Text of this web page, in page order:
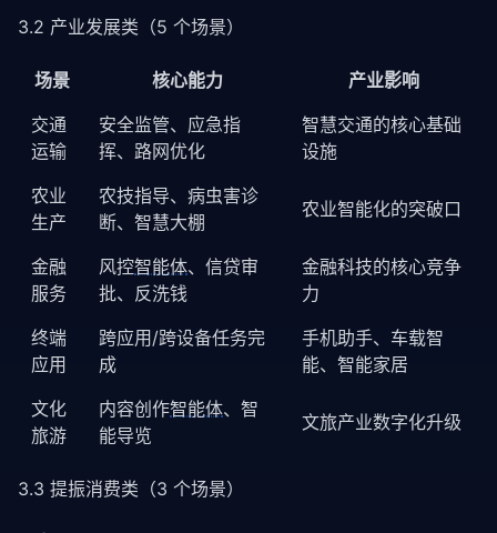
3.2 产业发展类（5 个场景）
场景 核心能力
产业影响
交通
运输
安全监管、应急指
挥、路网优化
智慧交通的核心基础
设施
农业
生产
农技指导、病虫害诊
断、智慧大棚
农业智能化的突破口
金融
服务
风控智能体、信贷审
批、反洗钱
金融科技的核心竞争
力
终端
应用
跨应用/跨设备任务完
成
手机助手、车载智
能、智能家居
文化
旅游
内容创作智能体、智
能导览
文旅产业数字化升级
3.3 提振消费类（3 个场景）